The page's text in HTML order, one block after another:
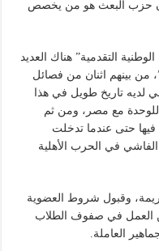
حزب البعث هو من يخصص
التقدمية” هناك العديد
من بينهم اثنان من فصائل
لديه تاريخ طويل في هذا
للوحدة مع مصر، ومن ثم
فيها حتى عندما تدخلت
في الحرب الأهلية
وقبول شروط العضوية
العمل في صفوف الطلاب
العاملة.